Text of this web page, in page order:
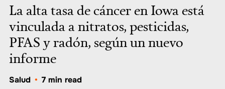
La alta tasa de cáncer en Iowa está
vinculada a nitratos, pesticidas,
PFAS y radón, según un nuevo
informe
Salud • 7 min read